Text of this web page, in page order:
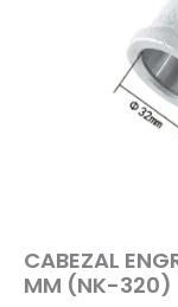
CABEZAL
MM (NK-320)